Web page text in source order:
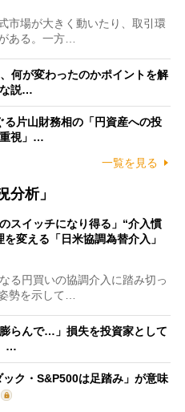
市場が大きく動いたり、取引環
ある。一方…
何が変わったのかポイントを解
説…
る片山財務相の「円資産への投
視」…
一覧を見る
分析」
スイッチになり得る」“介入慣
変える「日米協調為替介入」
る円買いの協調介入に踏み切っ
勢を示して…
らんで…」損失を投資家として
…
ック・S&P500は足踏み」が意味